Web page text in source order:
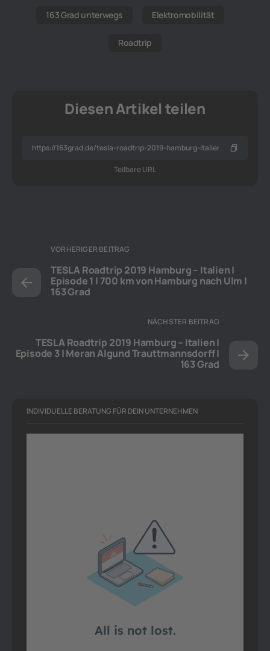
163 Grad unterwegs Elektromobilität
Roadtrip
Diesen Artikel teilen
Teilbare URL
VORHERIGER BEITRAG
TESLA Roadtrip 2019 Hamburg – Italien |
Episode 1 | 700 km von Hamburg nach Ulm |
163 Grad
NÄCHSTER BEITRAG
TESLA Roadtrip 2019 Hamburg – Italien |
Episode 3 | Meran Algund Trauttmannsdorff |
163 Grad
INDIVIDUELLE BERATUNG FÜR DEIN UNTERNEHMEN